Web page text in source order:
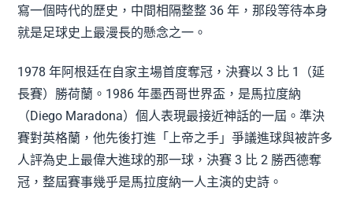
寫一個時代的歷史，中間相隔整整 36 年，那段等待本身
就是足球史上最漫長的懸念之一。
1978 年阿根廷在自家主場首度奪冠，決賽以 3 比 1（延
長賽）勝荷蘭。1986 年墨西哥世界盃，是馬拉度納
（Diego Maradona）個人表現最接近神話的一屆。準決
賽對英格蘭，他先後打進「上帝之手」爭議進球與被許多
人評為史上最偉大進球的那一球，決賽 3 比 2 勝西德奪
冠，整屆賽事幾乎是馬拉度納一人主演的史詩。